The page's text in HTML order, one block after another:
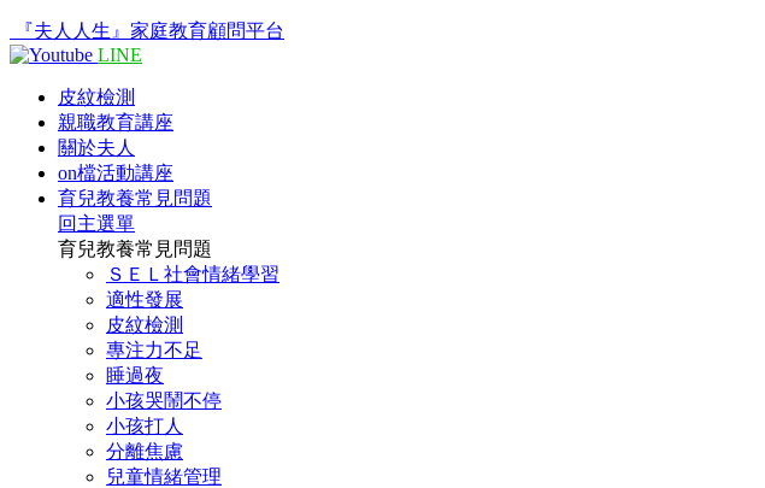
『夫人人生』家庭教育顧問平台
LINE
皮紋檢測
親職教育講座
關於夫人
on檔活動講座
育兒教養常見問題
回主選單
育兒教養常見問題
ＳＥＬ社會情緒學習
適性發展
皮紋檢測
專注力不足
睡過夜
小孩哭鬧不停
小孩打人
分離焦慮
兒童情緒管理